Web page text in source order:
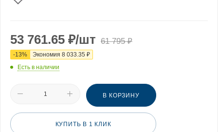
53 761.65 ₽/шт 61 795₽
-13% Экономия 8 033.35 ₽
Есть в наличии
В КОРЗИНУ
КУПИТЬ В 1 КЛИК